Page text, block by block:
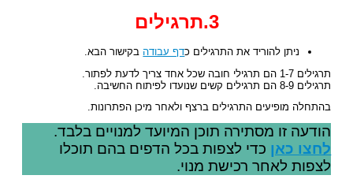
3.תרגילים
ניתן להוריד את התרגילים כדף עבודה בקישור הבא.
תרגילים 1-7 הם תרגילי חובה שכל אחד צריך לדעת לפתור.
תרגילים 8-9 הם תרגילים קשים שנועדו לפיתוח החשיבה.
בהתחלה מופיעים התרגילים ברצף ולאחר מיכן הפתרונות.
הודעה זו מסתירה תוכן המיועד למנויים בלבד.
לחצו כאן כדי לצפות בכל הדפים בהם תוכלו
לצפות לאחר רכישת מנוי.